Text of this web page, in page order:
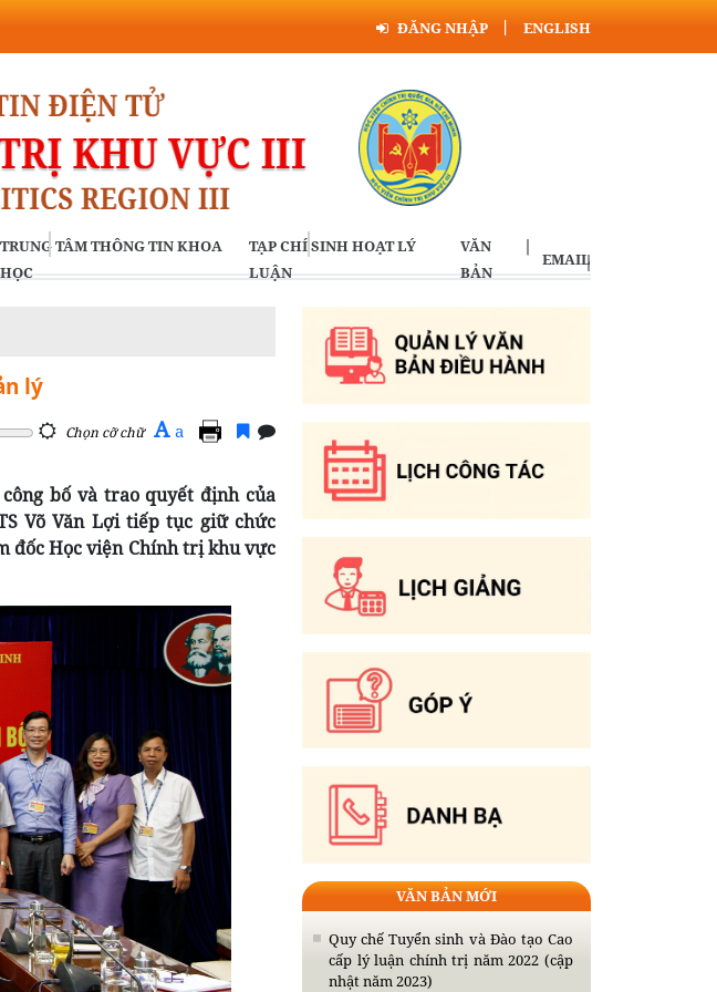
ĐĂNG NHẬP ENGLISH
TRUNG TÂM THÔNG TIN KHOA
HỌC
TẠP CHÍ SINH HOẠT LÝ
LUẬN
VĂN
BẢN
EMAIL
lý
Chọn cỡ chữ A a
bố và trao quyết định của
Võ Văn Lợi tiếp tục giữ chức
đốc Học viện Chính trị khu vực
VĂN BẢN MỚI
Quy chế Tuyển sinh và Đào tạo Cao
cấp lý luận chính trị năm 2022 (cập
nhật năm 2023)